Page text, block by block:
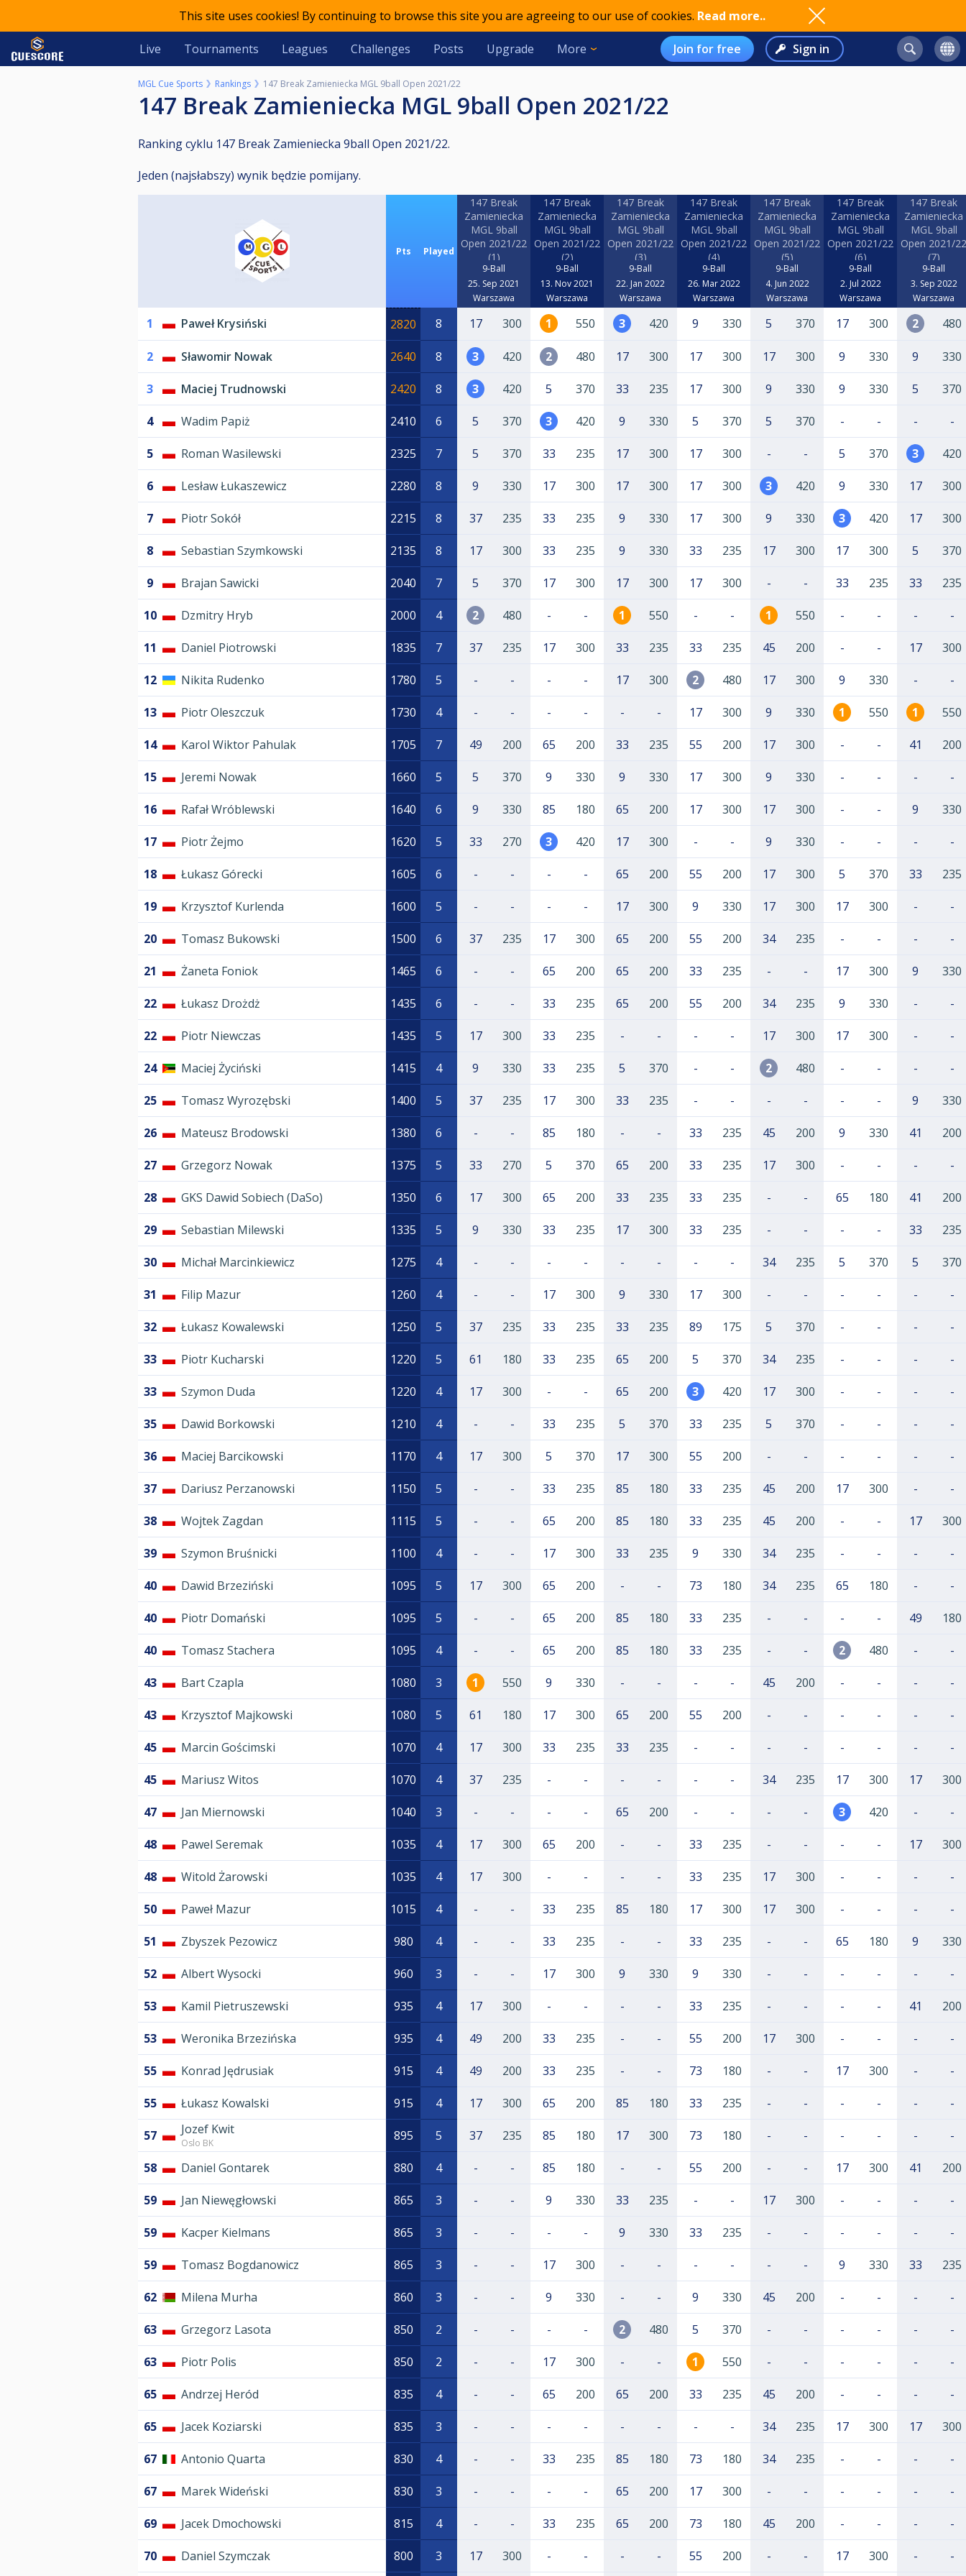
This site uses cookies! By continuing to browse this site you are agreeing to our use of cookies. Read more..
Live Tournaments Leagues Challenges Posts Upgrade More Join for free Sign in
MGL Cue Sports Rankings 147 Break Zamieniecka MGL 9ball Open 2021/22
147 Break Zamieniecka MGL 9ball Open 2021/22
Ranking cyklu 147 Break Zamieniecka 9ball Open 2021/22.
Jeden (najsłabszy) wynik będzie pomijany.
Pts Played
147 Break
Zamieniecka
MGL 9ball
Open 2021/22
(1)
9-Ball
25. Sep 2021
Warszawa
147 Break
Zamieniecka
MGL 9ball
Open 2021/22
(2)
9-Ball
13. Nov 2021
Warszawa
147 Break
Zamieniecka
MGL 9ball
Open 2021/22
(3)
9-Ball
22. Jan 2022
Warszawa
147 Break
Zamieniecka
MGL 9ball
Open 2021/22
(4)
9-Ball
26. Mar 2022
Warszawa
147 Break
Zamieniecka
MGL 9ball
Open 2021/22
(5)
9-Ball
4. Jun 2022
Warszawa
147 Break
Zamieniecka
MGL 9ball
Open 2021/22
(6)
9-Ball
2. Jul 2022
Warszawa
147 Break
Zamieniecka
MGL 9ball
Open 2021/22
(7)
9-Ball
3. Sep 2022
Warszawa
1 Paweł Krysiński 2820 8 17 300 1 550 3 420 9 330 5 370 17 300 2 480
2 Sławomir Nowak 2640 8 3 420 2 480 17 300 17 300 17 300 9 330 9 330
3 Maciej Trudnowski 2420 8 3 420 5 370 33 235 17 300 9 330 9 330 5 370
4 Wadim Papiż 2410 6 5 370 3 420 9 330 5 370 5 370 - - - -
5 Roman Wasilewski 2325 7 5 370 33 235 17 300 17 300 - - 5 370 3 420
6 Lesław Łukaszewicz 2280 8 9 330 17 300 17 300 17 300 3 420 9 330 17 300
7 Piotr Sokół 2215 8 37 235 33 235 9 330 17 300 9 330 3 420 17 300
8 Sebastian Szymkowski 2135 8 17 300 33 235 9 330 33 235 17 300 17 300 5 370
9 Brajan Sawicki 2040 7 5 370 17 300 17 300 17 300 - - 33 235 33 235
10 Dzmitry Hryb 2000 4 2 480 - - 1 550 - - 1 550 - - - -
11 Daniel Piotrowski 1835 7 37 235 17 300 33 235 33 235 45 200 - - 17 300
12 Nikita Rudenko 1780 5 - - - - 17 300 2 480 17 300 9 330 - -
13 Piotr Oleszczuk 1730 4 - - - - - - 17 300 9 330 1 550 1 550
14 Karol Wiktor Pahulak 1705 7 49 200 65 200 33 235 55 200 17 300 - - 41 200
15 Jeremi Nowak 1660 5 5 370 9 330 9 330 17 300 9 330 - - - -
16 Rafał Wróblewski 1640 6 9 330 85 180 65 200 17 300 17 300 - - 9 330
17 Piotr Żejmo 1620 5 33 270 3 420 17 300 - - 9 330 - - - -
18 Łukasz Górecki 1605 6 - - - - 65 200 55 200 17 300 5 370 33 235
19 Krzysztof Kurlenda 1600 5 - - - - 17 300 9 330 17 300 17 300 - -
20 Tomasz Bukowski 1500 6 37 235 17 300 65 200 55 200 34 235 - - - -
21 Żaneta Foniok 1465 6 - - 65 200 65 200 33 235 - - 17 300 9 330
22 Łukasz Drożdż 1435 6 - - 33 235 65 200 55 200 34 235 9 330 - -
22 Piotr Niewczas 1435 5 17 300 33 235 - - - - 17 300 17 300 - -
24 Maciej Życiński 1415 4 9 330 33 235 5 370 - - 2 480 - - - -
25 Tomasz Wyrozębski 1400 5 37 235 17 300 33 235 - - - - - - 9 330
26 Mateusz Brodowski 1380 6 - - 85 180 - - 33 235 45 200 9 330 41 200
27 Grzegorz Nowak 1375 5 33 270 5 370 65 200 33 235 17 300 - - - -
28 GKS Dawid Sobiech (DaSo) 1350 6 17 300 65 200 33 235 33 235 - - 65 180 41 200
29 Sebastian Milewski 1335 5 9 330 33 235 17 300 33 235 - - - - 33 235
30 Michał Marcinkiewicz 1275 4 - - - - - - - - 34 235 5 370 5 370
31 Filip Mazur 1260 4 - - 17 300 9 330 17 300 - - - - - -
32 Łukasz Kowalewski 1250 5 37 235 33 235 33 235 89 175 5 370 - - - -
33 Piotr Kucharski 1220 5 61 180 33 235 65 200 5 370 34 235 - - - -
33 Szymon Duda 1220 4 17 300 - - 65 200 3 420 17 300 - - - -
35 Dawid Borkowski 1210 4 - - 33 235 5 370 33 235 5 370 - - - -
36 Maciej Barcikowski 1170 4 17 300 5 370 17 300 55 200 - - - - - -
37 Dariusz Perzanowski 1150 5 - - 33 235 85 180 33 235 45 200 17 300 - -
38 Wojtek Zagdan 1115 5 - - 65 200 85 180 33 235 45 200 - - 17 300
39 Szymon Bruśnicki 1100 4 - - 17 300 33 235 9 330 34 235 - - - -
40 Dawid Brzeziński 1095 5 17 300 65 200 - - 73 180 34 235 65 180 - -
40 Piotr Domański 1095 5 - - 65 200 85 180 33 235 - - - - 49 180
40 Tomasz Stachera 1095 4 - - 65 200 85 180 33 235 - - 2 480 - -
43 Bart Czapla 1080 3 1 550 9 330 - - - - 45 200 - - - -
43 Krzysztof Majkowski 1080 5 61 180 17 300 65 200 55 200 - - - - - -
45 Marcin Gościmski 1070 4 17 300 33 235 33 235 - - - - - - - -
45 Mariusz Witos 1070 4 37 235 - - - - - - 34 235 17 300 17 300
47 Jan Miernowski 1040 3 - - - - 65 200 - - - - 3 420 - -
48 Pawel Seremak 1035 4 17 300 65 200 - - 33 235 - - - - 17 300
48 Witold Żarowski 1035 4 17 300 - - - - 33 235 17 300 - - - -
50 Paweł Mazur 1015 4 - - 33 235 85 180 17 300 17 300 - - - -
51 Zbyszek Pezowicz 980 4 - - 33 235 - - 33 235 - - 65 180 9 330
52 Albert Wysocki 960 3 - - 17 300 9 330 9 330 - - - - - -
53 Kamil Pietruszewski 935 4 17 300 - - - - 33 235 - - - - 41 200
53 Weronika Brzezińska 935 4 49 200 33 235 - - 55 200 17 300 - - - -
55 Konrad Jędrusiak 915 4 49 200 33 235 - - 73 180 - - 17 300 - -
55 Łukasz Kowalski 915 4 17 300 65 200 85 180 33 235 - - - - - -
57 Jozef Kwit
Oslo BK 895 5 37 235 85 180 17 300 73 180 - - - - - -
58 Daniel Gontarek 880 4 - - 85 180 - - 55 200 - - 17 300 41 200
59 Jan Niewęgłowski 865 3 - - 9 330 33 235 - - 17 300 - - - -
59 Kacper Kielmans 865 3 - - - - 9 330 33 235 - - - - - -
59 Tomasz Bogdanowicz 865 3 - - 17 300 - - - - - - 9 330 33 235
62 Milena Murha 860 3 - - 9 330 - - 9 330 45 200 - - - -
63 Grzegorz Lasota 850 2 - - - - 2 480 5 370 - - - - - -
63 Piotr Polis 850 2 - - 17 300 - - 1 550 - - - - - -
65 Andrzej Heród 835 4 - - 65 200 65 200 33 235 45 200 - - - -
65 Jacek Koziarski 835 3 - - - - - - - - 34 235 17 300 17 300
67 Antonio Quarta 830 4 - - 33 235 85 180 73 180 34 235 - - - -
67 Marek Wideński 830 3 - - - - 65 200 17 300 - - - - - -
69 Jacek Dmochowski 815 4 - - 33 235 65 200 73 180 45 200 - - - -
70 Daniel Szymczak 800 3 17 300 - - - - 55 200 - - 17 300 - -